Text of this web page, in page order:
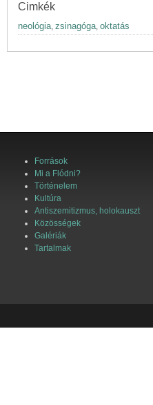
Cimkék
neológia, zsinagóga, oktatás
Források
Mi a Flódni?
Történelem
Kultúra
Antiszemitizmus, holokauszt
Közösségek
Galériák
Tartalmak